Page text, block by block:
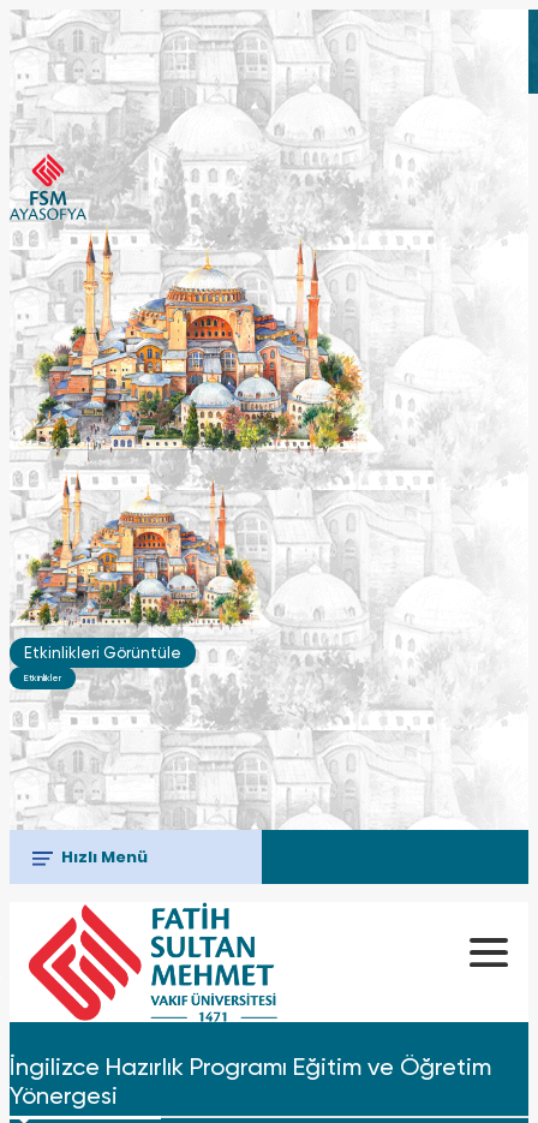
Etkinlikleri Görüntüle
Etkinlikleri Görüntüle
Etkinlikleri Görüntüle
Etkinlikler
Hızlı Menü
İngilizce Hazırlık Programı Eğitim ve Öğretim
Yönergesi